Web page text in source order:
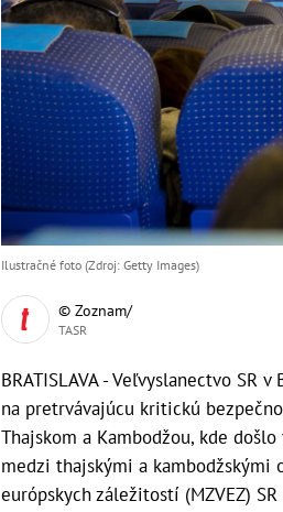
Ilustračné foto (Zdroj: Getty Images)
© Zoznam/
TASR
BRATISLAVA - Veľvyslanectvo SR
na pretrvávajúcu kritickú
Thajskom a Kambodžou, kde
medzi thajskými a
európskych záležitostí (MZVEZ)